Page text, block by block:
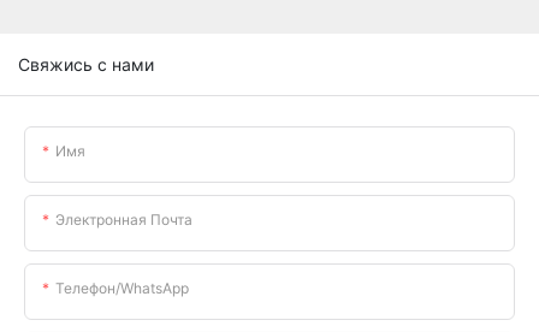
Свяжись с нами
Имя
Электронная Почта
Телефон/WhatsApp